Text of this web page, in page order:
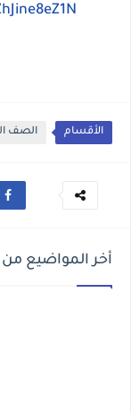
الأقسام الصف
أخر المواضيع